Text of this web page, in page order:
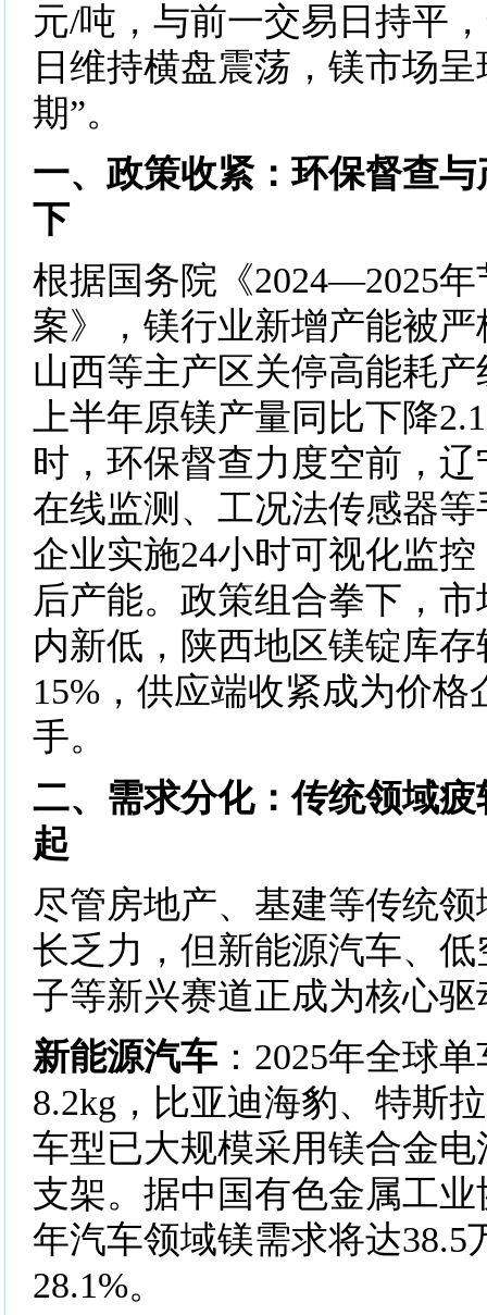
元/吨，与前一交易日持平
日维持横盘震荡，镁市场
期”。
一、政策收紧：环保督查
下
根据国务院《2024—2025
案》，镁行业新增产能被
山西等主产区关停高能耗产
上半年原镁产量同比下降
时，环保督查力度空前，
在线监测、工况法传感器
企业实施24小时可视化监
后产能。政策组合拳下，
内新低，陕西地区镁锭库
15%，供应端收紧成为价格
手。
二、需求分化：传统领域
起
尽管房地产、基建等传统
长乏力，但新能源汽车、
子等新兴赛道正成为核心驱
新能源汽车 ：2025年全球
8.2kg，比亚迪海豹、特斯
车型已大规模采用镁合金
支架。据中国有色金属工业
年汽车领域镁需求将达38.5
28.1%。